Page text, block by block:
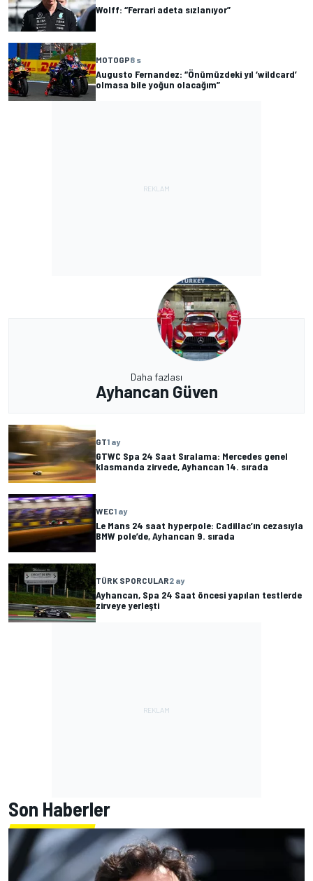
Wolff: “Ferrari adeta sızlanıyor”
MOTOGP8 s
Augusto Fernandez: “Önümüzdeki yıl ‘wildcard’
olmasa bile yoğun olacağım”
Daha fazlası
Ayhancan Güven
GT1 ay
GTWC Spa 24 Saat Sıralama: Mercedes genel
klasmanda zirvede, Ayhancan 14. sırada
WEC1 ay
Le Mans 24 saat hyperpole: Cadillac’ın cezasıyla
BMW pole’de, Ayhancan 9. sırada
TÜRK SPORCULAR2 ay
Ayhancan, Spa 24 Saat öncesi yapılan testlerde
zirveye yerleşti
Son Haberler